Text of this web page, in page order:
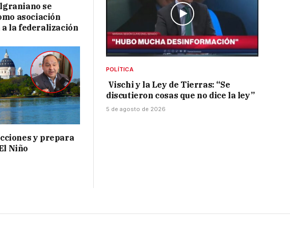
se
asociación
la federalización
y prepara
Niño
POLÍTICA
Vischi y la Ley de Tierras: “Se
discutieron cosas que no dice la ley”
5 de agosto de 2026